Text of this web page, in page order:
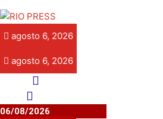
agosto 6, 2026
agosto 6, 2026
06/08/2026